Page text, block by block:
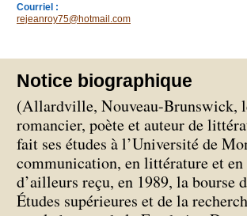
Courriel :
rejeanroy75@hotmail.com
Notice biographique
(Allardville, Nouveau-Brunswick,
romancier, poète et auteur de
fait ses études à l’Université de
communication, en littérature et
d’ailleurs reçu, en 1989, la bourse
Études supérieures et de la